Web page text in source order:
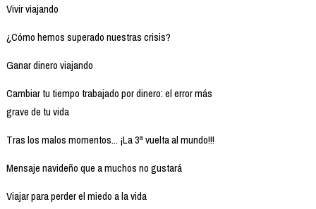
Vivir viajando
¿Cómo hemos superado nuestras crisis?
Ganar dinero viajando
Cambiar tu tiempo trabajado por dinero: el error más
grave de tu vida
Tras los malos momentos... ¡La 3ª vuelta al mundo!!!
Mensaje navideño que a muchos no gustará
Viajar para perder el miedo a la vida